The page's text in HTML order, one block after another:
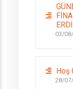
ERDİ.
03/
Hoş
28/